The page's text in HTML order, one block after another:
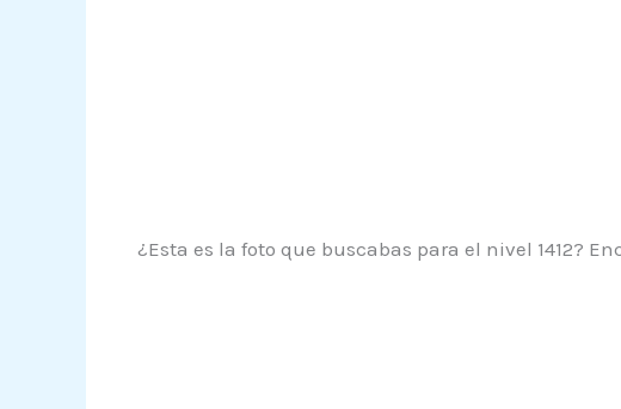
¿Esta es la foto que buscabas para el nivel 1412?